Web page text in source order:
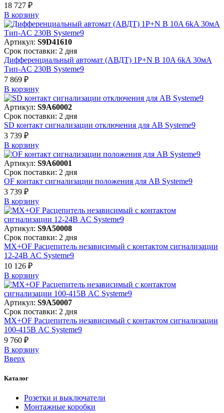
18 727 ₽
В корзинy
Артикул: S9D41610
Срок поставки: 2 дня
Дифференциальный автомат (АВДТ) 1P+N B 10A 6kA 30мА
Тип-AC 230В Systeme9
7 869 ₽
В корзинy
Артикул: S9A60002
Срок поставки: 2 дня
SD контакт сигнализации отключения для АВ Systeme9
3 739 ₽
В корзинy
Артикул: S9A60001
Срок поставки: 2 дня
OF контакт сигнализации положения для АВ Systeme9
3 739 ₽
В корзинy
Артикул: S9A50008
Срок поставки: 2 дня
MX+OF Расцепитель независимый с контактом сигнализации
12-24В AC Systeme9
10 126 ₽
В корзинy
Артикул: S9A50007
Срок поставки: 2 дня
MX+OF Расцепитель независимый с контактом сигнализации
100-415В AC Systeme9
9 760 ₽
В корзинy
Вверх
Каталог
Розетки и выключатели
Монтажные коробки